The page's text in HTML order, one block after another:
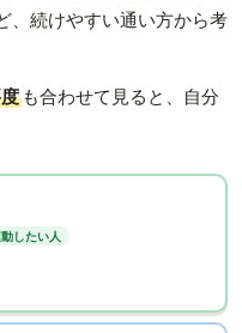
、続けやすい通い方から考
も合わせて見ると、自分
したい人